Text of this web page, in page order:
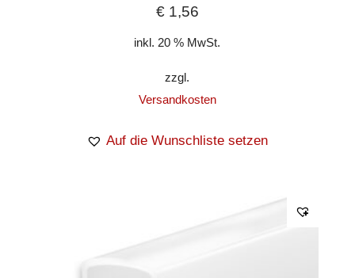
€1,56
inkl. 20 % MwSt.
zzgl.
Versandkosten
Auf die Wunschliste setzen